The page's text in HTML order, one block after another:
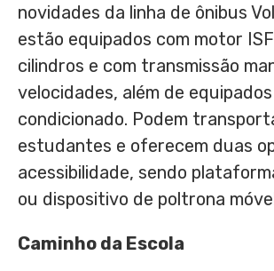
novidades da linha de ônibus
estão equipados com motor
cilindros e com transmissão
velocidades, além de
condicionado. Podem
estudantes e oferecem duas
acessibilidade, sendo
ou dispositivo de poltrona
Caminho da Escola